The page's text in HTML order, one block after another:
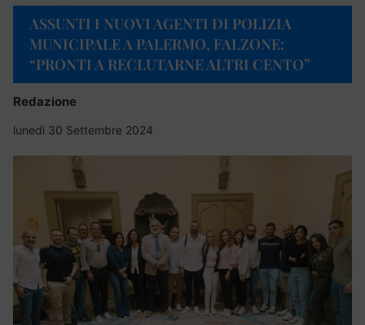
ASSUNTI I NUOVI AGENTI DI POLIZIA
MUNICIPALE A PALERMO, FALZONE:
“PRONTI A RECLUTARNE ALTRI CENTO”
Redazione
lunedì 30 Settembre 2024